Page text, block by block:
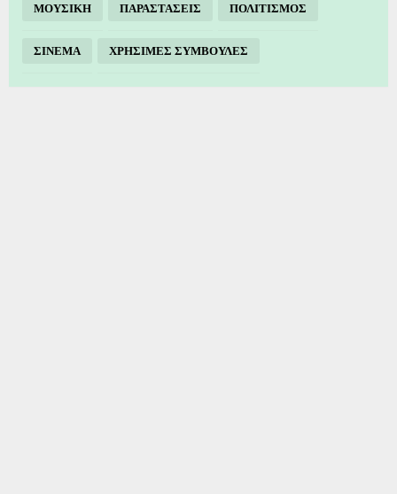
ΜΟΥΣΙΚΗ ΠΑΡΑΣΤΑΣΕΙΣ ΠΟΛΙΤΙΣΜΟΣ
ΣΙΝΕΜΑ ΧΡΗΣΙΜΕΣ ΣΥΜΒΟΥΛΕΣ